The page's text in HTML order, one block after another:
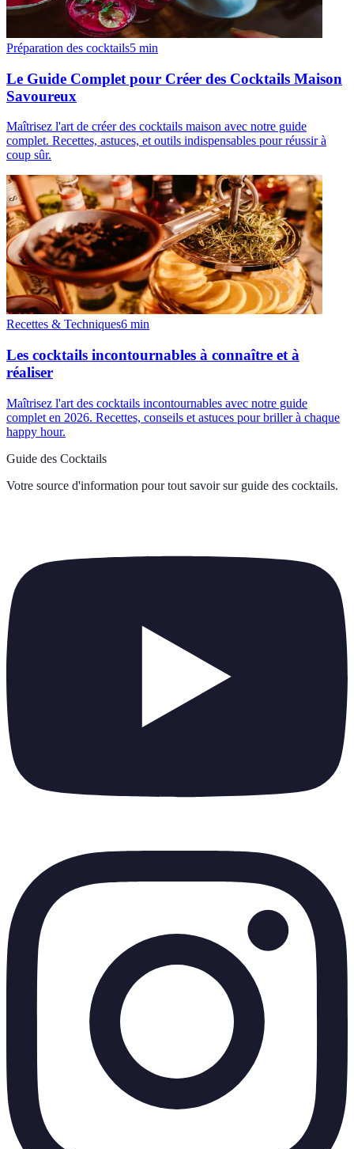
Préparation des cocktails5 min
Le Guide Complet pour Créer des Cocktails Maison
Savoureux
Maîtrisez l'art de créer des cocktails maison avec notre guide
complet. Recettes, astuces, et outils indispensables pour réussir à
coup sûr.
Recettes & Techniques6 min
Les cocktails incontournables à connaître et à
réaliser
Maîtrisez l'art des cocktails incontournables avec notre guide
complet en 2026. Recettes, conseils et astuces pour briller à chaque
happy hour.
Guide des Cocktails
Votre source d'information pour tout savoir sur guide des cocktails.